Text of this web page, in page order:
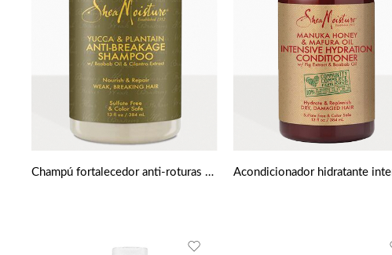
Champú fortalecedor anti-roturas de Yuca y Plátano de Shea moisture